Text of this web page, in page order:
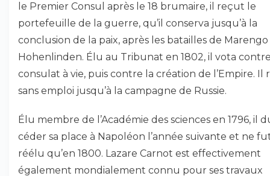
le Premier Consul après le 18 brumaire, il reçut le
portefeuille de la guerre, qu’il conserva jusqu’à la
conclusion de la paix, après les batailles de
Hohenlinden. Élu au Tribunat en 1802, il vota
consulat à vie, puis contre la création de l’Empire. Il
sans emploi jusqu’à la campagne de Russie.
Élu membre de l’Académie des sciences en 1796, il
céder sa place à Napoléon l’année suivante et ne
réélu qu’en 1800. Lazare Carnot est effectivement
également mondialement connu pour ses travaux